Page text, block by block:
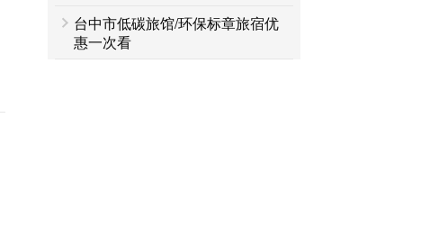
台中市低碳旅馆/环保标章旅宿优
惠一次看